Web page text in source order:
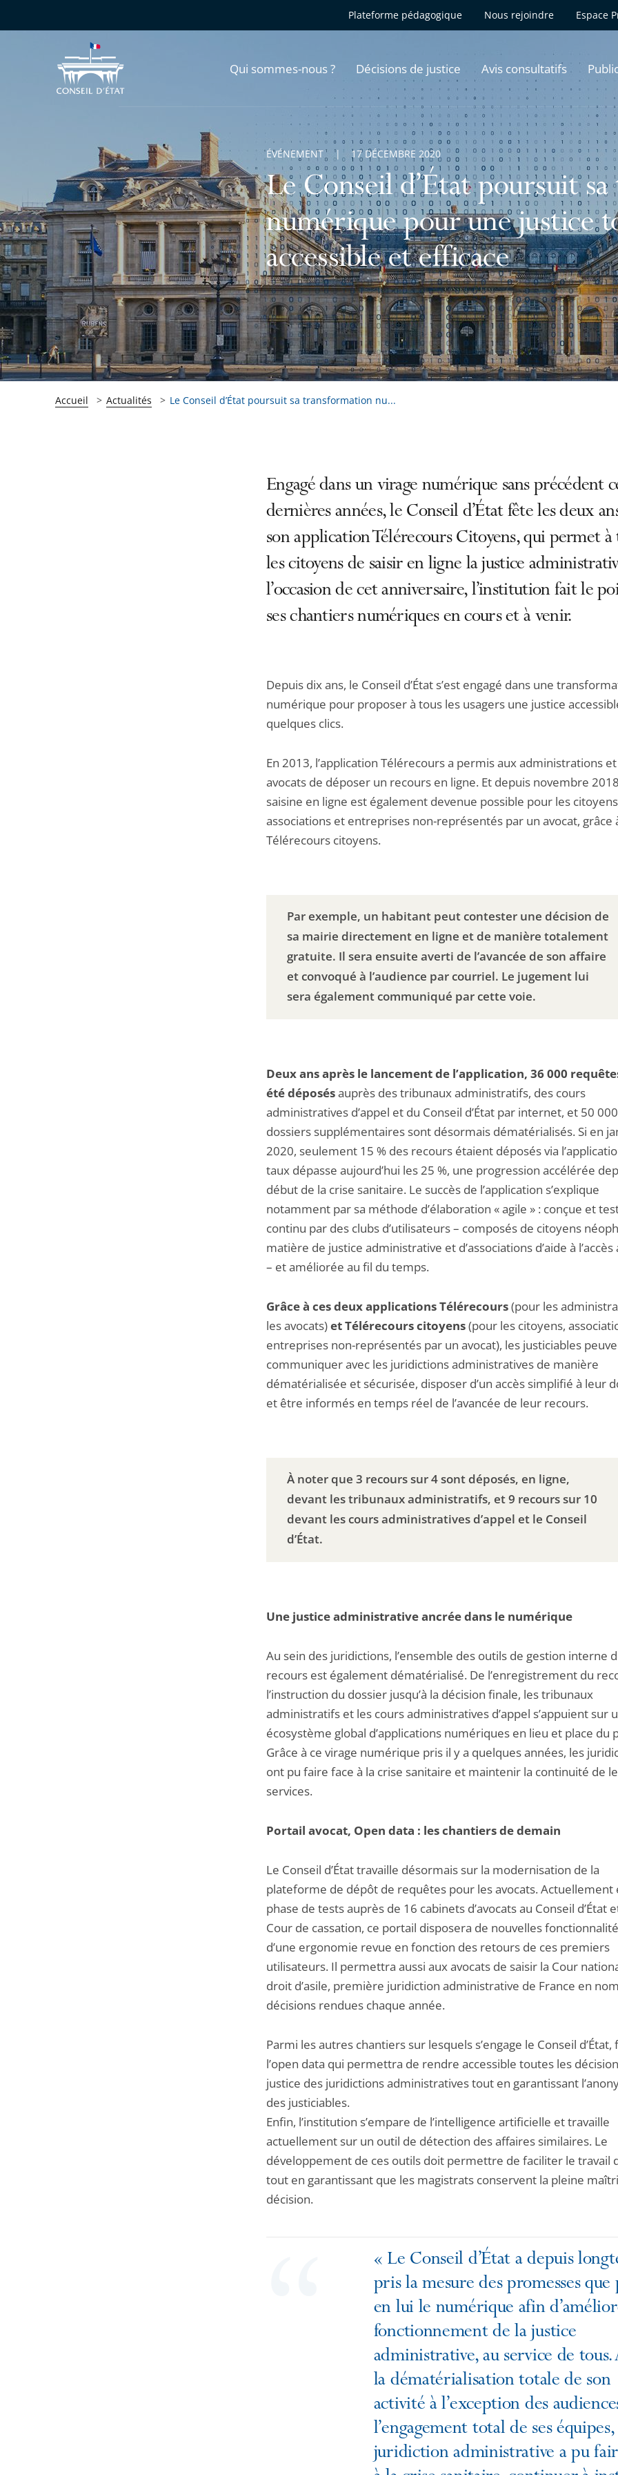
Plateforme pédagogique Nous rejoindre Espace
Qui sommes-nous ? Décisions de justice Avis consultatifs
Le Conseil d’État poursuit
numérique pour une justice
accessible et efficace
ÉVÉNEMENT 17 DÉCEMBRE 2020
Accueil Actualités Le Conseil d’État poursuit sa transformation nu...
Engagé dans un virage numérique sans précédent
dernières années, le Conseil d’État fête les deux
son application Télérecours Citoyens, qui permet à
les citoyens de saisir en ligne la justice
l’occasion de cet anniversaire, l’institution fait le
ses chantiers numériques en cours et à venir.
Depuis dix ans, le Conseil d’État s’est engagé dans une
numérique pour proposer à tous les usagers une justice
quelques clics.
En 2013, l’application Télérecours a permis aux administrations
avocats de déposer un recours en ligne. Et depuis novembre
saisine en ligne est également devenue possible pour les
associations et entreprises non-représentés par un avocat, grâce
Télérecours citoyens.
Par exemple, un habitant peut contester une décision de
sa mairie directement en ligne et de manière totalement
gratuite. Il sera ensuite averti de l’avancée de son affaire
et convoqué à l’audience par courriel. Le jugement lui
sera également communiqué par cette voie.
Deux ans après le lancement de l’application, 36 000
été déposésauprès des tribunaux administratifs, des cours
administratives d’appel et du Conseil d’État par internet, et 50 000
dossiers supplémentaires sont désormais dématérialisés. Si en
2020, seulement 15 % des recours étaient déposés via
taux dépasse aujourd’hui les 25 %, une progression accélérée
début de la crise sanitaire. Le succès de l’application s’explique
notamment par sa méthode d’élaboration « agile » : conçue et
continu par des clubs d’utilisateurs – composés de citoyens
matière de justice administrative et d’associations d’aide à
– et améliorée au fil du temps.
Grâce à ces deux applications Télérecours(pour les
les avocats)et Télérecours citoyens(pour les citoyens,
entreprises non-représentés par un avocat), les justiciables
communiquer avec les juridictions administratives de manière
dématérialisée et sécurisée, disposer d’un accès simplifié à leur
et être informés en temps réel de l’avancée de leur recours.
À noter que 3 recours sur 4 sont déposés, en ligne,
devant les tribunaux administratifs, et 9 recours sur 10
devant les cours administratives d’appel et le Conseil
d’État.
Une justice administrative ancrée dans le numérique
Au sein des juridictions, l’ensemble des outils de gestion interne
recours est également dématérialisé. De l’enregistrement du
l’instruction du dossier jusqu’à la décision finale, les tribunaux
administratifs et les cours administratives d’appel s’appuient sur
écosystème global d’applications numériques en lieu et place du
Grâce à ce virage numérique pris il y a quelques années, les
ont pu faire face à la crise sanitaire et maintenir la continuité de
services.
Portail avocat, Open data : les chantiers de demain
Le Conseil d’État travaille désormais sur la modernisation de la
plateforme de dépôt de requêtes pour les avocats. Actuellement
phase de tests auprès de 16 cabinets d’avocats au Conseil d’État
Cour de cassation, ce portail disposera de nouvelles
d’une ergonomie revue en fonction des retours de ces premiers
utilisateurs. Il permettra aussi aux avocats de saisir la Cour
droit d’asile, première juridiction administrative de France en
décisions rendues chaque année.
Parmi les autres chantiers sur lesquels s’engage le Conseil d’État,
l’open data qui permettra de rendre accessible toutes les
justice des juridictions administratives tout en garantissant
des justiciables.
Enfin, l’institution s’empare de l’intelligence artificielle et travaille
actuellement sur un outil de détection des affaires similaires. Le
développement de ces outils doit permettre de faciliter le travail
tout en garantissant que les magistrats conservent la pleine
décision.
« Le Conseil d’État a depuis
pris la mesure des promesses
en lui le numérique afin
fonctionnement de la justice
administrative, au service de tous.
la dématérialisation totale de son
activité à l’exception des
l’engagement total de ses
juridiction administrative a pu